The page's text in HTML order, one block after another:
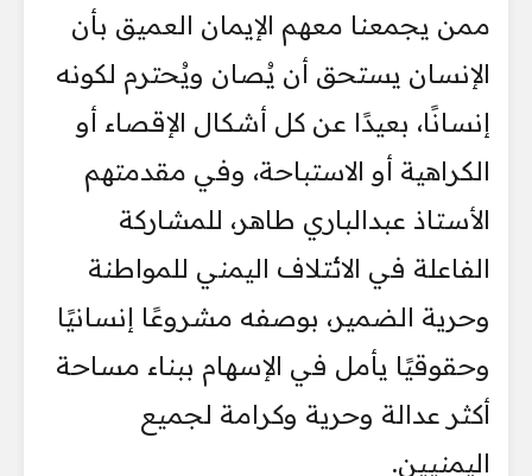
ممن يجمعنا معهم الإيمان العميق بأن
الإنسان يستحق أن يُصان ويُحترم لكونه
إنسانًا، بعيدًا عن كل أشكال الإقصاء أو
الكراهية أو الاستباحة، وفي مقدمتهم
الأستاذ عبدالباري طاهر، للمشاركة
الفاعلة في الائتلاف اليمني للمواطنة
وحرية الضمير، بوصفه مشروعًا إنسانيًا
وحقوقيًا يأمل في الإسهام ببناء مساحة
أكثر عدالة وحرية وكرامة لجميع
اليمنيين.